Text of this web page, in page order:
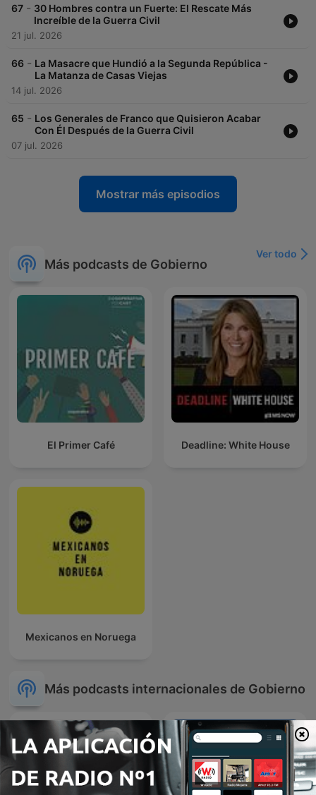
67 - 30 Hombres contra un Fuerte: El Rescate Más
Increíble de la Guerra Civil
21 jul. 2026
66 - La Masacre que Hundió a la Segunda República -
La Matanza de Casas Viejas
14 jul. 2026
65 - Los Generales de Franco que Quisieron Acabar
Con Él Después de la Guerra Civil
07 jul. 2026
Mostrar más episodios
Más podcasts de Gobierno
Ver todo
El Primer Café Deadline: White House
Mexicanos en Noruega
Más podcasts internacionales de Gobierno